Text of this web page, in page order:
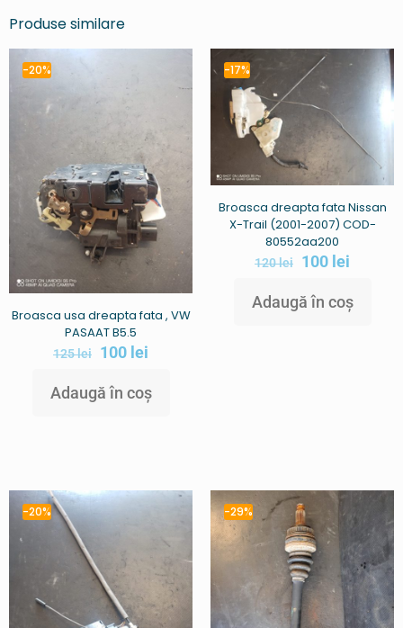
Produse similare
-20%
Broasca usa dreapta fata , VW
PASAAT B5.5
125lei 100 lei
Adaugă în coș
-17%
Broasca dreapta fata Nissan
X-Trail (2001-2007) COD-
80552aa200
120lei 100 lei
Adaugă în coș
-20% -29%